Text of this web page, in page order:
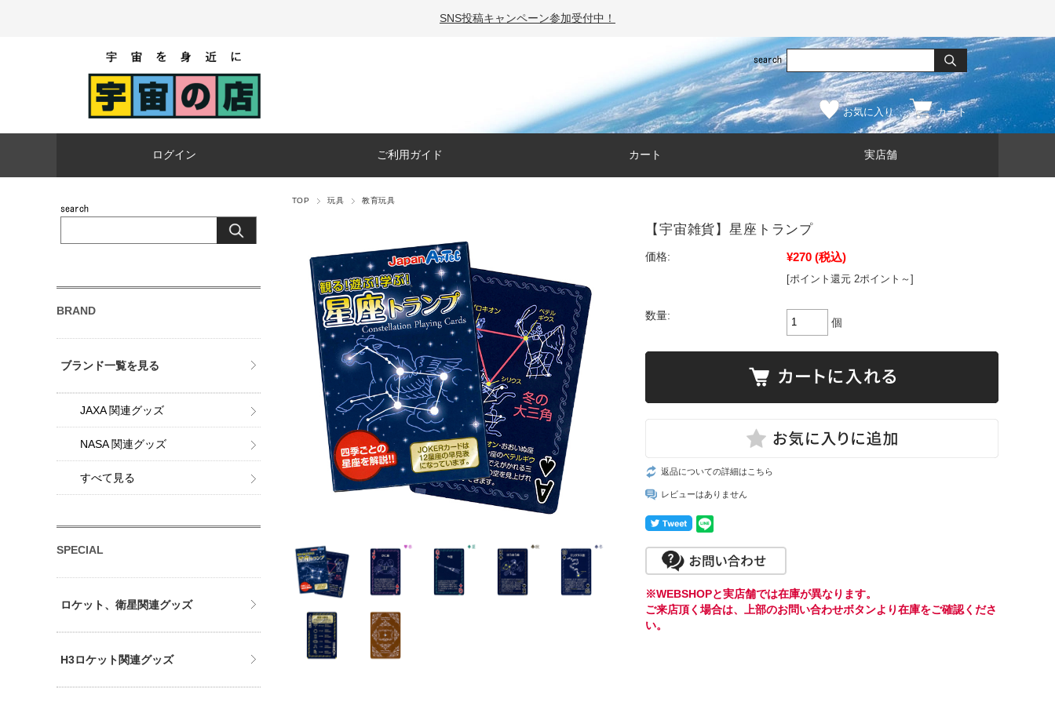
SNS投稿キャンペーン参加受付中！
お気に入り カート
ログイン ご利用ガイド カート 実店舗
TOP 玩具 教育玩具
【宇宙雑貨】星座トランプ
価格: ¥270 (税込)
[ポイント還元 2ポイント～]
数量:
個
返品についての詳細はこちら
レビューはありません
※WEBSHOPと実店舗では在庫が異なります。
ご来店頂く場合は、上部のお問い合わせボタンより在庫をご確認くださ
い。
BRAND
ブランド一覧を見る
JAXA 関連グッズ
NASA 関連グッズ
すべて見る
SPECIAL
ロケット、衛星関連グッズ
H3ロケット関連グッズ